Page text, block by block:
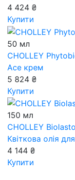
4 424 ₴
Купити
50 мл
CHOLLEY
Аce крем
5 824 ₴
Купити
150 мл
CHOLLEY
Квіткова олія
4 144 ₴
Купити